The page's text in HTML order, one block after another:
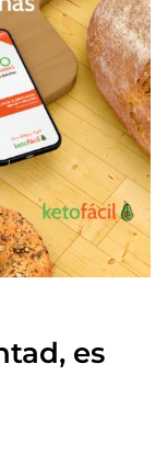
es